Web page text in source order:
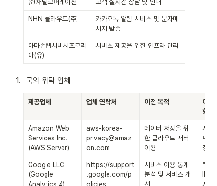
㈜채널코퍼레이션 고객 실시간 상담 및 안내
NHN 클라우드(주)
카카오톡 알림 서비스 및 문자메
시지 발송
아마존웹서비시즈코리
아(유)
서비스 제공을 위한 인프라 관리
1. 국외 위탁 업체
제공업체 업체 연락처 이전 목적
이전
항목
Amazon Web
Services Inc.
(AWS Server)
aws-korea-
privacy@amaz
on.com
데이터 저장을 위
한 클라우드 서버
이용
서비
또는
정보
Google LLC
(Google
Analytics 4)
https://support
.google.com/p
olicies
서비스 이용 통계
분석 및 서비스 개
선
쿠키
IP
서비